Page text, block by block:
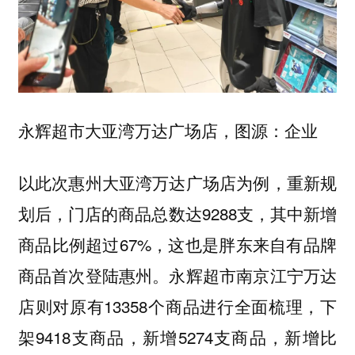
永辉超市大亚湾万达广场店，图源：企业
以此次惠州大亚湾万达广场店为例，重新规
划后，门店的商品总数达9288支，其中新增
商品比例超过67%，这也是胖东来自有品牌
商品首次登陆惠州。永辉超市南京江宁万达
店则对原有13358个商品进行全面梳理，下
架9418支商品，新增5274支商品，新增比